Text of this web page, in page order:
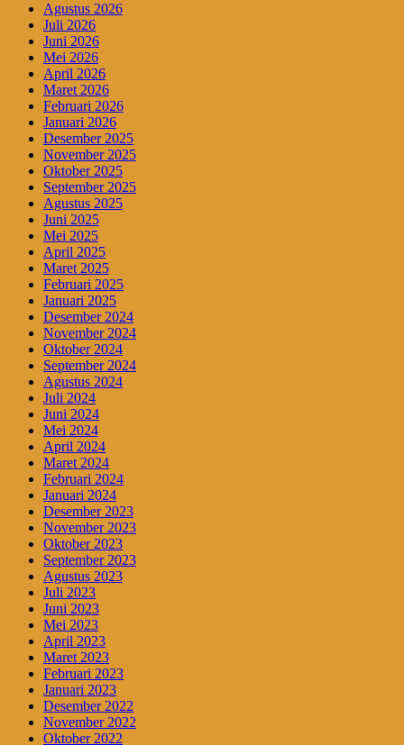
Agustus 2026
Juli 2026
Juni 2026
Mei 2026
April 2026
Maret 2026
Februari 2026
Januari 2026
Desember 2025
November 2025
Oktober 2025
September 2025
Agustus 2025
Juni 2025
Mei 2025
April 2025
Maret 2025
Februari 2025
Januari 2025
Desember 2024
November 2024
Oktober 2024
September 2024
Agustus 2024
Juli 2024
Juni 2024
Mei 2024
April 2024
Maret 2024
Februari 2024
Januari 2024
Desember 2023
November 2023
Oktober 2023
September 2023
Agustus 2023
Juli 2023
Juni 2023
Mei 2023
April 2023
Maret 2023
Februari 2023
Januari 2023
Desember 2022
November 2022
Oktober 2022